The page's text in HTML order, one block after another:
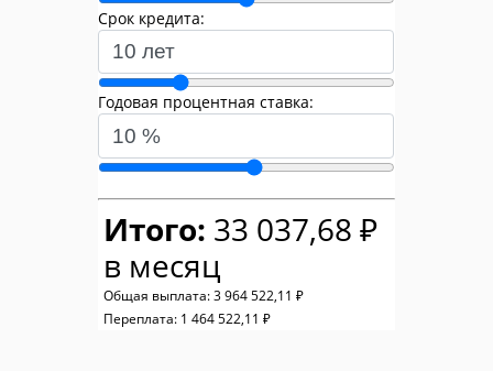
Срок кредита:
Годовая процентная ставка:
Итого: 33 037,68 ₽
в месяц
Общая выплата: 3 964 522,11 ₽
Переплата: 1 464 522,11 ₽